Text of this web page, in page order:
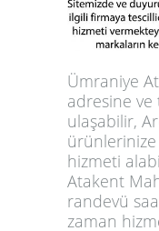
Ümraniye
adresine
ulaşabilir,
ürünlerinize
hizmeti
Atakent
randevü
zaman